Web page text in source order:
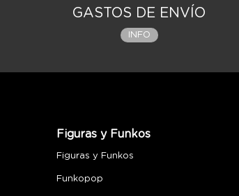
GASTOS DE ENVÍO
INFO
Figuras y Funkos
Figuras y Funkos
Funkopop